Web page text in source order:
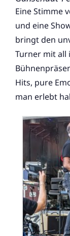
Eine Stimme
und eine
bringt den
Turner mit all
Hits, pure
man erlebt